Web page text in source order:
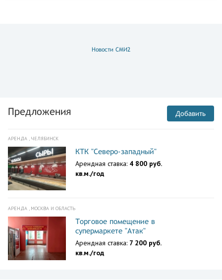
Новости СМИ2
Предложения Добавить
АРЕНДА , ЧЕЛЯБИНСК
КТК "Северо-западный"
Арендная ставка: 4 800 руб.
кв.м./год
АРЕНДА , МОСКВА И ОБЛАСТЬ
Торговое помещение в
супермаркете "Атак"
Арендная ставка: 7 200 руб.
кв.м./год